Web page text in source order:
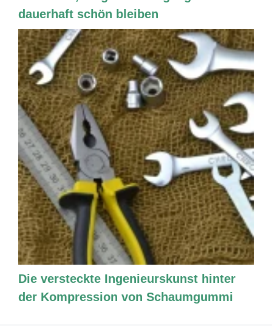
dauerhaft schön bleiben
Die versteckte Ingenieurskunst hinter
der Kompression von Schaumgummi